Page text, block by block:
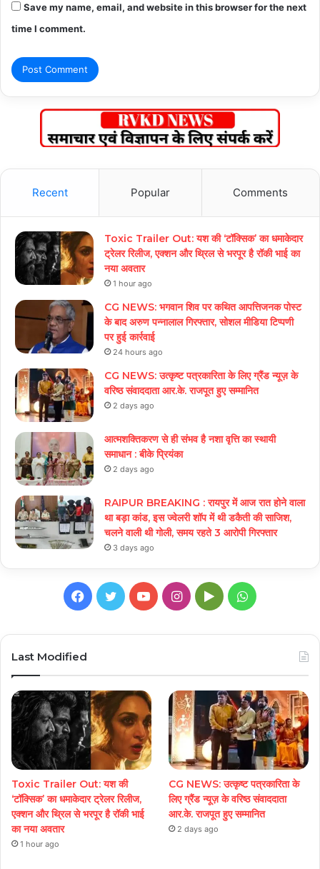
Save my name, email, and website in this browser for the next
time I comment.
Recent Popular Comments
Toxic Trailer Out: यश की ‘टॉक्सिक’ का धमाकेदार
ट्रेलर रिलीज, एक्शन और थ्रिल से भरपूर है रॉकी भाई का
नया अवतार
1 hour ago
CG NEWS: भगवान शिव पर कथित आपत्तिजनक पोस्ट
के बाद अरुण पन्नालाल गिरफ्तार, सोशल मीडिया टिप्पणी
पर हुई कार्रवाई
24 hours ago
CG NEWS: उत्कृष्ट पत्रकारिता के लिए ग्रैंड न्यूज़ के
वरिष्ठ संवाददाता आर.के. राजपूत हुए सम्मानित
2 days ago
आत्मशक्तिकरण से ही संभव है नशा वृत्ति का स्थायी
समाधान : बीके प्रियंका
2 days ago
RAIPUR BREAKING : रायपुर में आज रात होने वाला
था बड़ा कांड, इस ज्वेलरी शॉप में थी डकैती की साजिश,
चलने वाली थी गोली, समय रहते 3 आरोपी गिरफ्तार
3 days ago
Facebook
TwitterYouTubeInstagram
GoogleWhatsApp
Last Modified
Toxic Trailer Out: यश की
‘टॉक्सिक’ का धमाकेदार ट्रेलर रिलीज,
एक्शन और थ्रिल से भरपूर है रॉकी भाई
का नया अवतार
1 hour ago
CG NEWS: उत्कृष्ट पत्रकारिता के
लिए ग्रैंड न्यूज़ के वरिष्ठ संवाददाता
आर.के. राजपूत हुए सम्मानित
2 days ago